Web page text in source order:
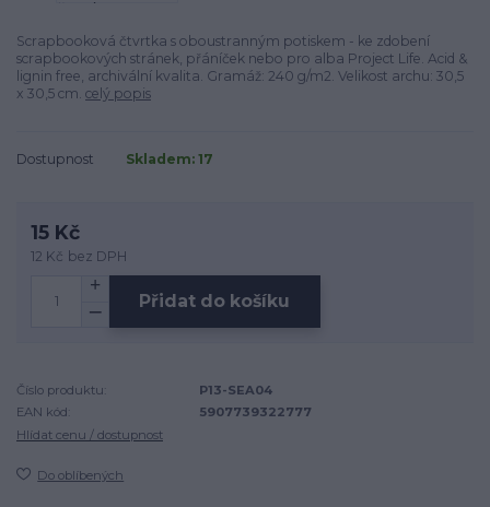
Scrapbooková čtvrtka s oboustranným potiskem - ke zdobení
scrapbookových stránek, přáníček nebo pro alba Project Life. Acid &
lignin free, archivální kvalita. Gramáž: 240 g/m2. Velikost archu: 30,5
x 30,5 cm. celý popis
Dostupnost Skladem: 17
15 Kč
12 Kč bez DPH
Přidat do košíku
Číslo produktu:
P13-SEA04
EAN kód:
5907739322777
Hlídat cenu / dostupnost
Do oblíbených